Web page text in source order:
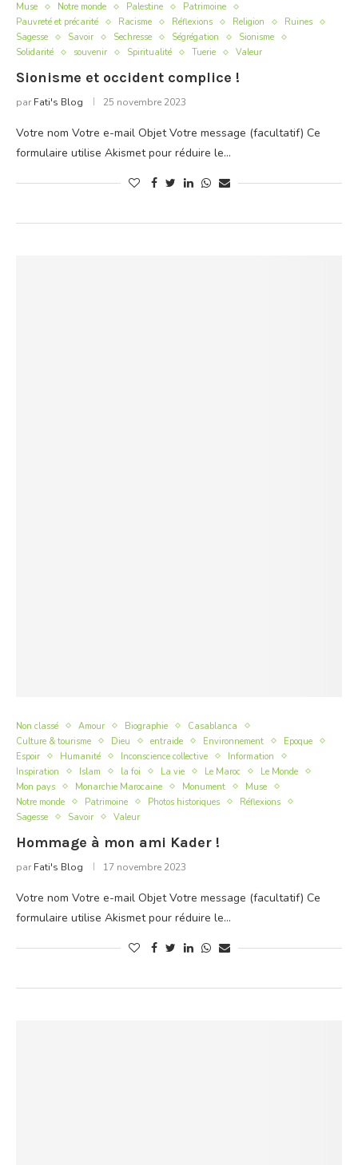
Muse
Notre monde Palestine
Patrimoine
Pauvreté et précarité
Racisme Réflexions Religion
Ruines
Sagesse
Savoir Sechresse Ségrégation
Sionisme
Solidarité
souvenir Spiritualité Tuerie Valeur
Sionisme et occident complice !
par Fati's Blog 25 novembre 2023
Votre nom Votre e-mail Objet Votre message (facultatif) Ce
formulaire utilise Akismet pour réduire le…
Non classé Amour Biographie
Casablanca
Culture & tourisme
Dieu entraide Environnement
Epoque
Espoir
Humanité Inconscience collective
Information
Inspiration
Islam la foi La vie Le Maroc
Le Monde
Mon pays
Monarchie Marocaine Monument
Muse
Notre monde
Patrimoine Photos historiques
Réflexions
Sagesse
Savoir Valeur
Hommage à mon ami Kader !
par Fati's Blog 17 novembre 2023
Votre nom Votre e-mail Objet Votre message (facultatif) Ce
formulaire utilise Akismet pour réduire le…